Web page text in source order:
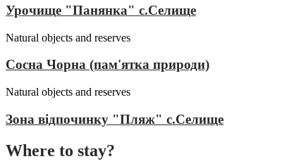
Урочище "Панянка" с.Селище
Natural objects and reserves
Сосна Чорна (пам'ятка природи)
Natural objects and reserves
Зона відпочинку "Пляж" с.Селище
Where to stay?